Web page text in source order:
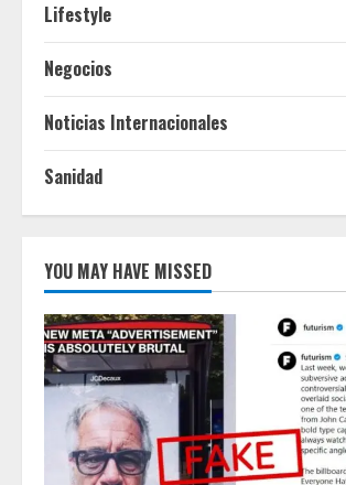
Lifestyle
Negocios
Noticias Internacionales
Sanidad
YOU MAY HAVE MISSED